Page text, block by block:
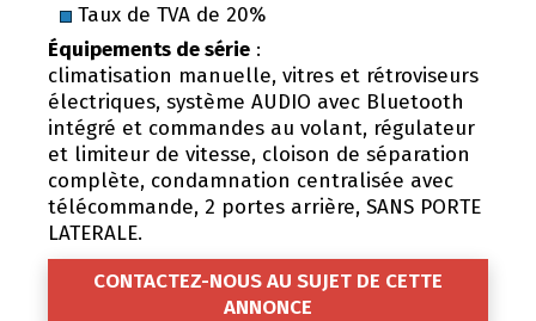
Taux de TVA de 20%
Équipements de série :
climatisation manuelle, vitres et rétroviseurs
électriques, système AUDIO avec Bluetooth
intégré et commandes au volant, régulateur
et limiteur de vitesse, cloison de séparation
complète, condamnation centralisée avec
télécommande, 2 portes arrière, SANS PORTE
LATERALE.
CONTACTEZ-NOUS AU SUJET DE CETTE
ANNONCE